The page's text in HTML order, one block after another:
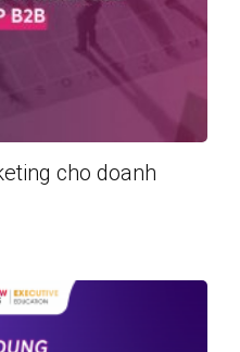
cho doanh